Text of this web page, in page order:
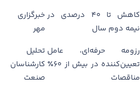
کاهش تا ۴۰ درصدی در
نیمه دوم سال
خبرگزاری
مهر
رزومه حرفه‌ای، عامل
تعیین‌کننده در بیش از ۶۰٪
مناقصات
تحلیل
کارشناسان
صنعت